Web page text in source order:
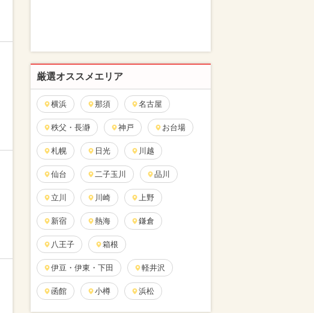
厳選オススメエリア
横浜 那須 名古屋
秩父・長瀞 神戸 お台場
札幌 日光 川越
仙台 二子玉川 品川
立川 川崎 上野
新宿 熱海 鎌倉
八王子 箱根
伊豆・伊東・下田 軽井沢
函館 小樽 浜松